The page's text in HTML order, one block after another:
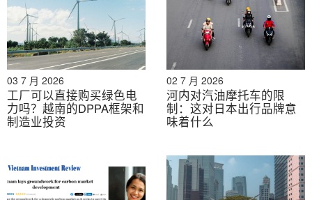
收90-95%的有价金属[12]。这一战略举措预见了该市电
气化进程中将产生的大量电池废弃物。
为了支持该项目，该市打算通过环境保护基金或合格投资
者的优惠贷款计划提供融资，展示公共部门在促进越南电
池回收生态系统方面的积极作用。
VinES 处于领先地位，但市场仍然广阔
越南已为电池回收奠定了法律基础，《环境保护法》和第
08/2022/NĐ-CP号法令将于2024年正式生效。这些法规
通过生产者责任延伸制度（EPR）创建了强制性市场。与
03 7 月 2026
工厂可以直接购买绿色电
力吗？越南的DPPA框架和
制造业投资
02 7 月 2026
河内对汽油摩托车的限
制：这对日本出行品牌意
味着什么